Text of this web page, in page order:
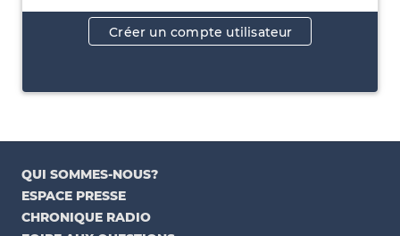
Créer un compte utilisateur
QUI SOMMES-NOUS?
ESPACE PRESSE
CHRONIQUE RADIO